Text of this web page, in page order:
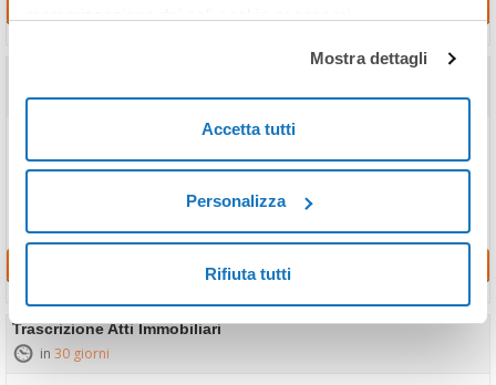
Mostra dettagli
Accetta tutti
Personalizza
Rifiuta tutti
in4 ore
L’Ispezione Nazionale permette di ottenere l’elenco delle Conservatorie
Richiedi
Trascrizione Atti Immobiliari
in 30 giorni